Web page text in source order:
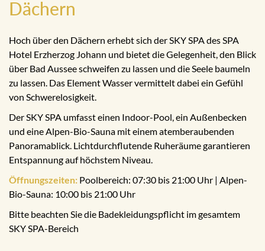
Dächern
Hoch über den Dächern erhebt sich der SKY SPA des SPA
Hotel Erzherzog Johann und bietet die Gelegenheit, den Blick
über Bad Aussee schweifen zu lassen und die Seele baumeln
zu lassen. Das Element Wasser vermittelt dabei ein Gefühl
von Schwerelosigkeit.
Der SKY SPA umfasst einen Indoor-Pool, ein Außenbecken
und eine Alpen-Bio-Sauna mit einem atemberaubenden
Panoramablick. Lichtdurchflutende Ruheräume garantieren
Entspannung auf höchstem Niveau.
Öffnungszeiten: Poolbereich: 07:30 bis 21:00 Uhr | Alpen-
Bio-Sauna: 10:00 bis 21:00 Uhr
Bitte beachten Sie die Badekleidungspflicht im gesamtem
SKY SPA-Bereich